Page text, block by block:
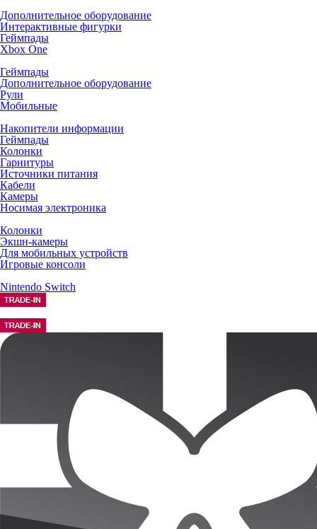
Дополнительное оборудование
Интерактивные фигурки
Геймпады
Xbox One
Геймпады
Дополнительное оборудование
Рули
Мобильные
Накопители информации
Геймпады
Колонки
Гарнитуры
Источники питания
Кабели
Камеры
Носимая электроника
Колонки
Экшн-камеры
Для мобильных устройств
Игровые консоли
Nintendo Switch